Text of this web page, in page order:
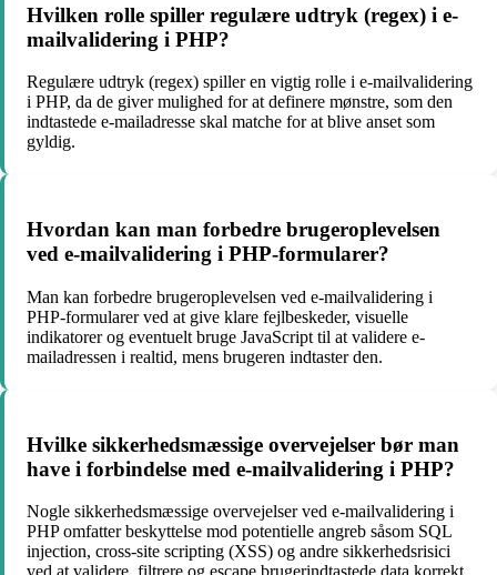
Hvilken rolle spiller regulære udtryk (regex) i e-
mailvalidering i PHP?
Regulære udtryk (regex) spiller en vigtig rolle i e-mailvalidering
i PHP, da de giver mulighed for at definere mønstre, som den
indtastede e-mailadresse skal matche for at blive anset som
gyldig.
Hvordan kan man forbedre brugeroplevelsen
ved e-mailvalidering i PHP-formularer?
Man kan forbedre brugeroplevelsen ved e-mailvalidering i
PHP-formularer ved at give klare fejlbeskeder, visuelle
indikatorer og eventuelt bruge JavaScript til at validere e-
mailadressen i realtid, mens brugeren indtaster den.
Hvilke sikkerhedsmæssige overvejelser bør man
have i forbindelse med e-mailvalidering i PHP?
Nogle sikkerhedsmæssige overvejelser ved e-mailvalidering i
PHP omfatter beskyttelse mod potentielle angreb såsom SQL
injection, cross-site scripting (XSS) og andre sikkerhedsrisici